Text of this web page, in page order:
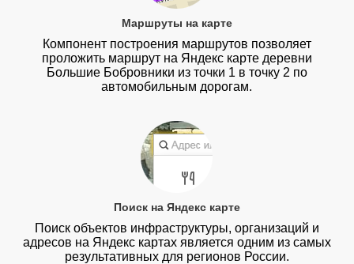
Маршруты на карте
Компонент построения маршрутов позволяет
проложить маршрут на Яндекс карте деревни
Большие Бобровники из точки 1 в точку 2 по
автомобильным дорогам.
Поиск на Яндекс карте
Поиск объектов инфраструктуры, организаций и
адресов на Яндекс картах является одним из самых
результативных для регионов России.